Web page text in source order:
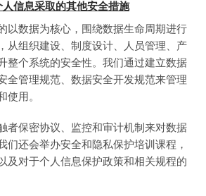
信息采取的其他安全措施
以数据为核心，围绕数据生命周期进行
从组织建设、制度设计、人员管理、产
整个系统的安全性。我们通过建立数据
全管理规范、数据安全开发规范来管理
使用。
者保密协议、监控和审计机制来对数据
们还会举办安全和隐私保护培训课程，
及对于个人信息保护政策和相关规程的